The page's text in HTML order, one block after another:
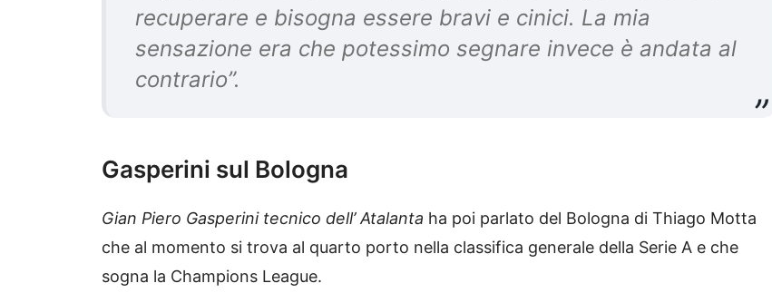
recuperare e bisogna essere bravi e cinici. La mia
sensazione era che potessimo segnare invece è andata al
contrario”.
Gasperini sul Bologna
Gian Piero Gasperini tecnico dell’ Atalanta ha poi parlato del Bologna di Thiago Motta
che al momento si trova al quarto porto nella classifica generale della Serie A e che
sogna la Champions League.